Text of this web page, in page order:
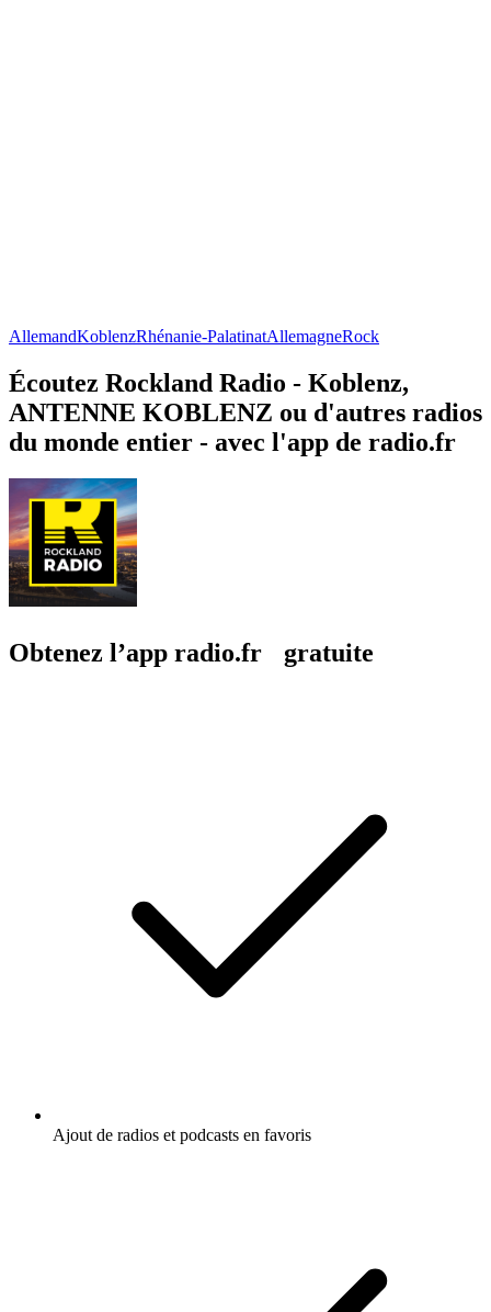
AllemandKoblenzRhénanie-PalatinatAllemagneRock
Écoutez Rockland Radio - Koblenz,
ANTENNE KOBLENZ ou d'autres radios
du monde entier - avec l'app de radio.fr
Obtenez l’app radio.fr gratuite
Ajout de radios et podcasts en favoris